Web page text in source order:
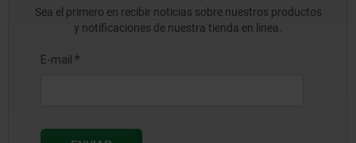
Sea el primero en recibir noticias sobre nuestros productos
y notificaciones de nuestra tienda en línea.